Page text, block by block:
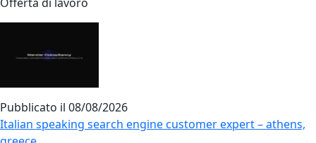
Pubblicato il 08/08/2026
Italian speaking search engine customer expert – athens,